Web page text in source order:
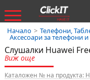
Начало > Телефони,
Аксесоари за телефони и
Слушалки Huawei
Виж още
Каталожен № на продукта: